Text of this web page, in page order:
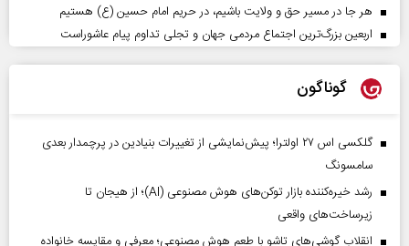
هر جا در مسیر حق و ولایت باشیم، در حریم امام حسین (ع) هستیم
اربعین بزرگ‌ترین اجتماع مردمی جهان و تجلی تداوم پیام عاشوراست
گوناگون
گلکسی اس ۲۷ اولترا؛ پیش‌نمایشی از تغییرات بنیادین در پرچمدار بعدی
سامسونگ
رشد خیره‌کننده بازار توکن‌های هوش مصنوعی (AI)؛ از هیجان تا
زیرساخت‌های واقعی
انقلاب گوشی‌های تاشو‌ با طعم هوش مصنوعی؛ معرفی و مقایسه خانواده